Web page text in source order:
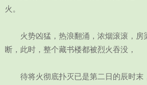
火。
火势凶猛，热浪翻涌，浓烟滚滚，房
断，此时，整个藏书楼都被烈火吞没，
待将火彻底扑灭已是第二日的辰时末